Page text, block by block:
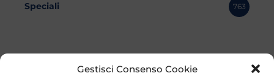
Gestisci Consenso Cookie
Speciali 763